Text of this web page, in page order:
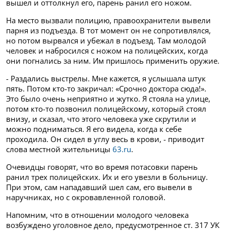
вышел и оттолкнул его, парень ранил его ножом.
На место вызвали полицию, правоохранители вывели
парня из подъезда. В тот момент он не сопротивлялся,
но потом вырвался и убежал в подъезд. Там молодой
человек и набросился с ножом на полицейских, когда
они погнались за ним. Им пришлось применить оружие.
- Раздались выстрелы. Мне кажется, я услышала штук
пять. Потом кто-то закричал: «Срочно доктора сюда!».
Это было очень неприятно и жутко. Я стояла на улице,
потом кто-то позвонил полицейскому, который стоял
внизу, и сказал, что этого человека уже скрутили и
можно подниматься. Я его видела, когда к себе
проходила. Он сидел в углу весь в крови, - приводит
слова местной жительницы 63.ru.
Очевидцы говорят, что во время потасовки парень
ранил трех полицейских. Их и его увезли в больницу.
При этом, сам нападавший шел сам, его вывели в
наручниках, но с окровавленной головой.
Напомним, что в отношении молодого человека
возбуждено уголовное дело, предусмотренное ст. 317 УК